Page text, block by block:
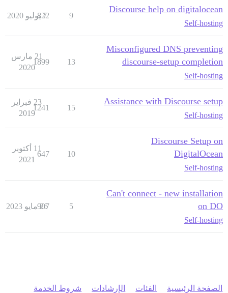
Discourse help on digitalocean
Self-hosting
9
822
7 يوليو 2020
Misconfigured DNS preventing
discourse-setup completion
Self-hosting
13
1899
21 مارس
2020
Assistance with Discourse setup
Self-hosting
15
1241
23 فبراير
2019
Discourse Setup on
DigitalOcean
Self-hosting
10
647
11 أكتوبر
2021
Can't connect - new installation
on DO
Self-hosting
5
907
26 مايو 2023
الصفحة الرئيسية الفئات الإرشادات شروط الخدمة